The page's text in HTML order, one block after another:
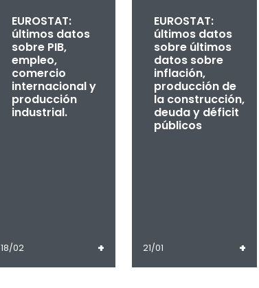
EUROSTAT:
últimos datos
sobre PIB,
empleo,
comercio
internacional y
producción
industrial.
18/02 +
EUROSTAT:
últimos datos
sobre últimos
datos sobre
inflación,
producción de
la construcción,
deuda y déficit
públicos
21/01 +